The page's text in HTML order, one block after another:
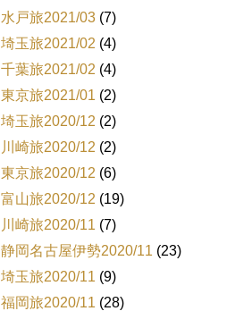
水戸旅2021/03 (7)
埼玉旅2021/02 (4)
千葉旅2021/02 (4)
東京旅2021/01 (2)
埼玉旅2020/12 (2)
川崎旅2020/12 (2)
東京旅2020/12 (6)
富山旅2020/12 (19)
川崎旅2020/11 (7)
静岡名古屋伊勢2020/11 (23)
埼玉旅2020/11 (9)
福岡旅2020/11 (28)